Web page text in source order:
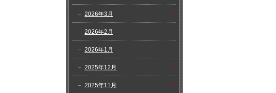
2026年3月
2026年2月
2026年1月
2025年12月
2025年11月